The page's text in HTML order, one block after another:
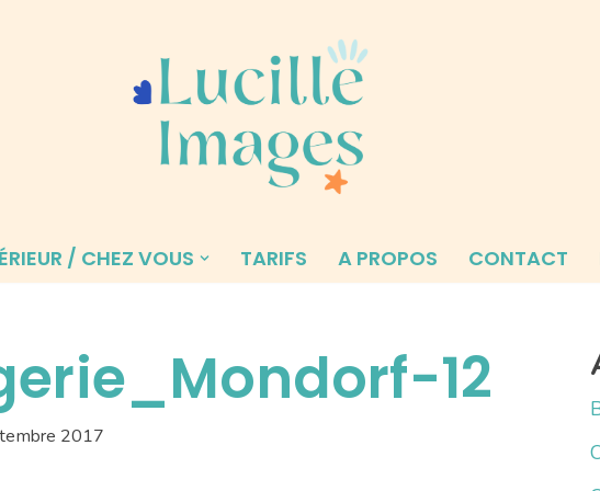
/ CHEZ VOUS TARIFS A PROPOS CONTACT
12
2017